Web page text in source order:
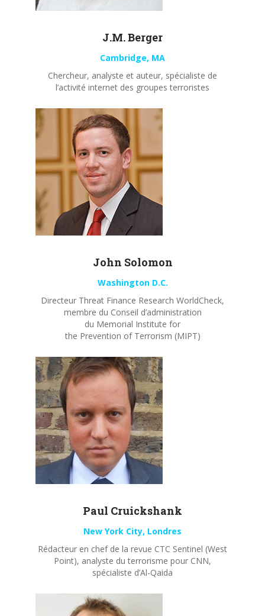
J.M. Berger
Cambridge, MA
Chercheur, analyste et auteur, spécialiste de
l’activité internet des groupes terroristes
John Solomon
Washington D.C.
Directeur Threat Finance Research WorldCheck,
membre du Conseil d’administration
du Memorial Institute for
the Prevention of Terrorism (MIPT)
Paul Cruickshank
New York City, Londres
Rédacteur en chef de la revue CTC Sentinel (West
Point), analyste du terrorisme pour CNN,
spécialiste d’Al-Qaida